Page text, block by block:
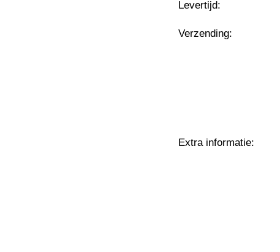
Levertijd:
Verzending:
Extra informatie: